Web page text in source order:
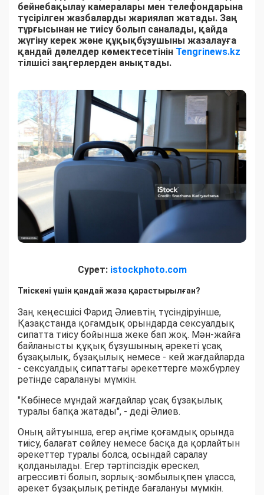
бейнебақылау камералары мен телефондарына
түсірілген жазбаларды жариялап жатады. Заң
тұрғысынан не тиісу болып саналады, қайда
жүгіну керек және құқықбұзушыны жазалауға
қандай дәлелдер көмектесетінін Tengrinews.kz
тілшісі заңгерлерден анықтады.
Сурет: istockphoto.com
Тиіскені үшін қандай жаза қарастырылған?
Заң кеңесшісі Фарид Әлиевтің түсіндіруінше,
Қазақстанда қоғамдық орындарда сексуалдық
сипатта тиісу бойынша жеке бап жоқ. Мән-жайға
байланысты құқық бұзушының әрекеті ұсақ
бұзақылық, бұзақылық немесе - кей жағдайларда
- сексуалдық сипаттағы әрекеттерге мәжбүрлеу
ретінде саралануы мүмкін.
"Көбінесе мұндай жағдайлар ұсақ бұзақылық
туралы бапқа жатады", - деді Әлиев.
Оның айтуынша, егер әңгіме қоғамдық орында
тиісу, балағат сөйлеу немесе басқа да қорлайтын
әрекеттер туралы болса, осындай саралау
қолданылады. Егер тәртіпсіздік өрескел,
агрессивті болып, зорлық-зомбылықпен ұласса,
әрекет бұзақылық ретінде бағалануы мүмкін.